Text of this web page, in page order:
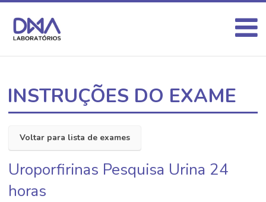
INSTRUÇÕES DO EXAME
Voltar para lista de exames
Uroporfirinas Pesquisa Urina 24
horas